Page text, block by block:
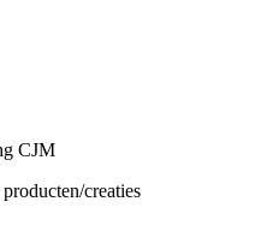
CJM
creaties